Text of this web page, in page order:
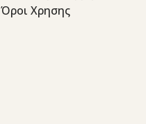
Όροι Χρησης